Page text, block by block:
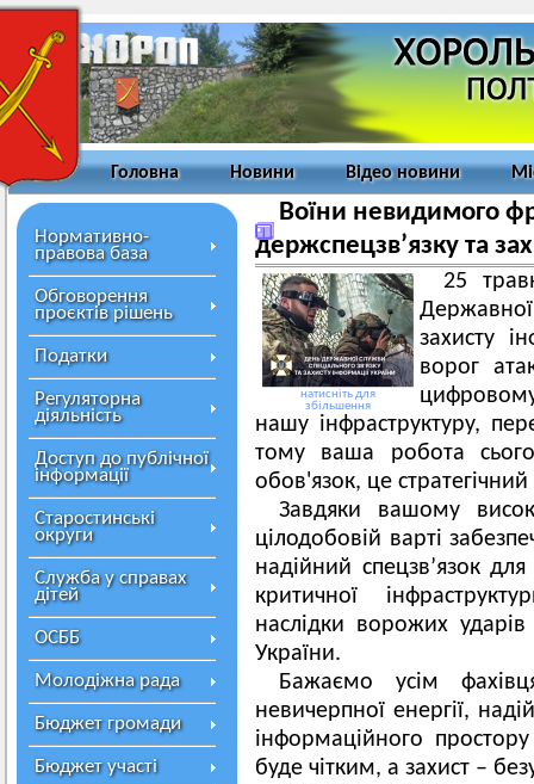
Головна Новини Відео новини
Нормативно-
правова база
Обговорення
проєктів рішень
Податки
Регуляторна
діяльність
Доступ до публічної
інформації
Старостинські
округи
Служба у справах
дітей
ОСББ
Молодіжна рада
Бюджет громади
Бюджет участі
Воїни невидимого
держспецзв’язку та
натисніть для
збільшення
25
захисту
ворог
нашу інфраструктуру,
тому ваша робота
обов'язок, це
Завдяки вашому
цілодобовій варті
надійний спецзв’язок
критичної
наслідки ворожих
України.
Бажаємо усім
невичерпної енергії,
інформаційного
буде чітким, а захист –